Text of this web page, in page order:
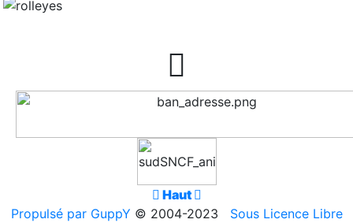

 Haut 
Propulsé par GuppY © 2004-2023
Sous Licence Libre